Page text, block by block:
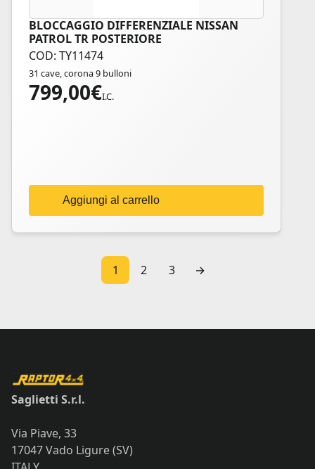
BLOCCAGGIO DIFFERENZIALE NISSAN
PATROL TR POSTERIORE
COD: TY11474
31 cave, corona 9 bulloni
799,00€I.C.
Aggiungi al carrello
1 2 3 →
Saglietti S.r.l.
Via Piave, 33
17047 Vado Ligure (SV)